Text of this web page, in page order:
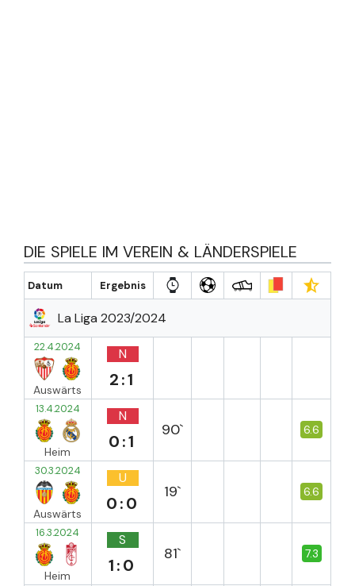
DIE SPIELE IM VEREIN & LÄNDERSPIELE
Datum Ergebnis
La Liga 2023/2024
22.4.2024
Auswärts
N
2:1
13.4.2024
Heim
N
0:1
90` 6.6
30.3.2024
Auswärts
U
0:0
19` 6.6
16.3.2024
Heim
S
1:0
81` 7.3